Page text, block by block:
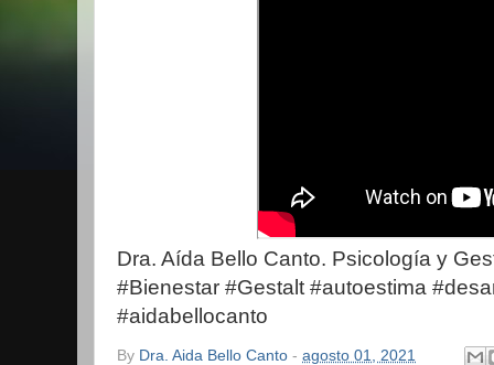
Dra. Aída Bello Canto. Psicología y
#Bienestar #Gestalt #autoestima
#aidabellocanto
By Dra. Aida Bello Canto - agosto 01, 2021